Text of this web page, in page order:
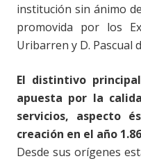
institución sin ánimo
promovida por los
Uribarren y D. Pascual
El distintivo
apuesta por la
servicios, aspecto
creación en el año
Desde sus orígenes